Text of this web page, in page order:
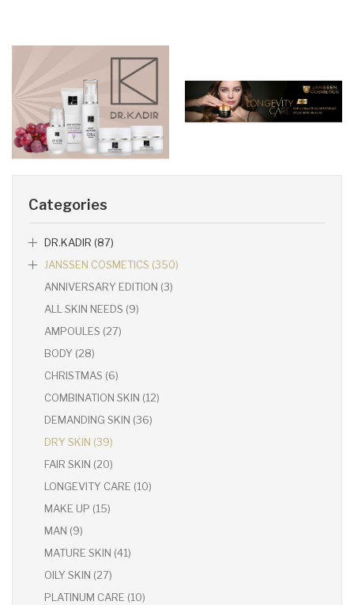
Categories
DR.KADIR (87)
JANSSEN COSMETICS (350)
ANNIVERSARY EDITION (3)
ALL SKIN NEEDS (9)
AMPOULES (27)
BODY (28)
CHRISTMAS (6)
COMBINATION SKIN (12)
DEMANDING SKIN (36)
DRY SKIN (39)
FAIR SKIN (20)
LONGEVITY CARE (10)
MAKE UP (15)
MAN (9)
MATURE SKIN (41)
OILY SKIN (27)
PLATINUM CARE (10)